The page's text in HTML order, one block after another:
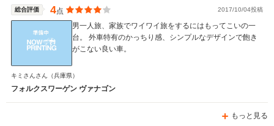
総合評価 4点 2017/10/04投稿
男一人旅、家族でワイワイ旅をするにはもってこいの一
台。 外車特有のかっちり感、シンプルなデザインで飽き
がこない良い車。
キミさんさん （兵庫県）
フォルクスワーゲン ヴァナゴン
もっと見る